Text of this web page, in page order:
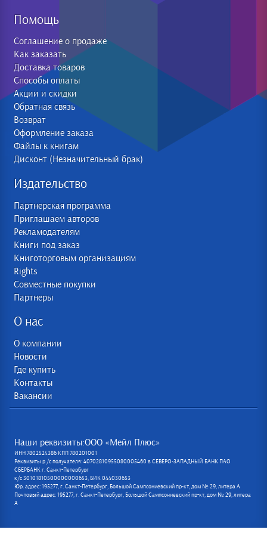
Помощь
Соглашение о продаже
Как заказать
Доставка товаров
Способы оплаты
Акции и скидки
Обратная связь
Возврат
Оформление заказа
Файлы к книгам
Дисконт (Незначительный брак)
Издательство
Партнерская программа
Приглашаем авторов
Рекламодателям
Книги под заказ
Книготорговым организациям
Rights
Совместные покупки
Партнеры
О нас
О компании
Новости
Где купить
Контакты
Вакансии
Наши реквизиты:ООО «Мейл Плюс»
ИНН 7802524386 КПП 780201001
Реквизиты р /с получателя: 40702810955080005460 в СЕВЕРО-ЗАПАДНЫЙ БАНК ПАО
СБЕРБАНК г. Санкт-Петербург
к/с 30101810500000000653, БИК 044030653
Юр. адрес: 195277, г. Санкт-Петербург, Большой Сампсониевский пр-кт, дом № 29, литера А
Почтовый адрес: 195277, г. Санкт-Петербург, Большой Сампсониевский пр-кт, дом № 29, литера
А